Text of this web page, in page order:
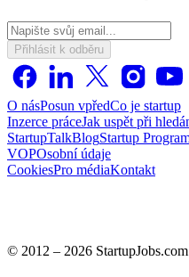
Přihlásit k odběru
O násPosun vpředCo je startup
Inzerce práceJak uspět při
StartupTalkBlogStartup
VOPOsobní údaje
CookiesPro médiaKontakt
© 2012 – 2026 StartupJobs.com